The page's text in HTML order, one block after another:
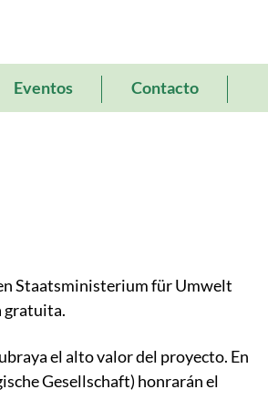
Eventos Contacto
Staatsministerium für Umwelt
gratuita.
el alto valor del proyecto. En
Gesellschaft) honrarán el